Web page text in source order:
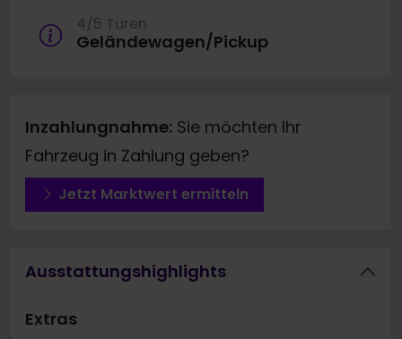
4/5 Türen
Geländewagen/Pickup
Inzahlungnahme: Sie möchten Ihr
Fahrzeug in Zahlung geben?
Jetzt Marktwert ermitteln
Ausstattungshighlights
Extras